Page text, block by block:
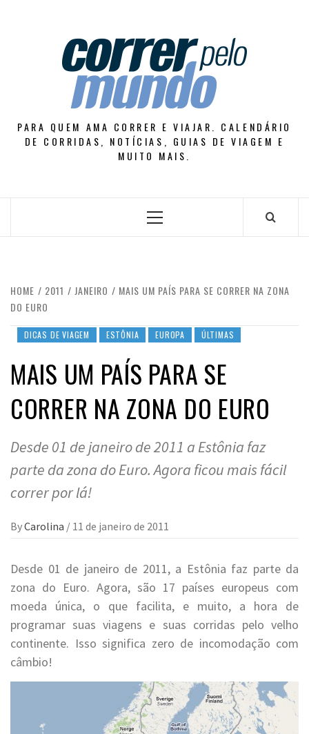
PARA QUEM AMA CORRER E VIAJAR. CALENDÁRIO
DE CORRIDAS, NOTÍCIAS, GUIAS DE VIAGEM E
MUITO MAIS.
Primary
HOME 2011 JANEIRO
MAIS UM PAÍS PARA SE CORRER NA ZONA
DO EURO
DICAS DE VIAGEM ESTÔNIA EUROPA ÚLTIMAS
MAIS UM PAÍS PARA SE
CORRER NA ZONA DO EURO
Desde 01 de janeiro de 2011 a Estônia faz
parte da zona do Euro. Agora ficou mais fácil
correr por lá!
ByCarolina / 11 de janeiro de 2011
Desde 01 de janeiro de 2011, a Estônia faz parte da
zona do Euro. Agora, são 17 países europeus com
moeda única, o que facilita, e muito, a hora de
programar suas viagens e suas corridas pelo velho
continente. Isso significa zero de incomodação com
câmbio!